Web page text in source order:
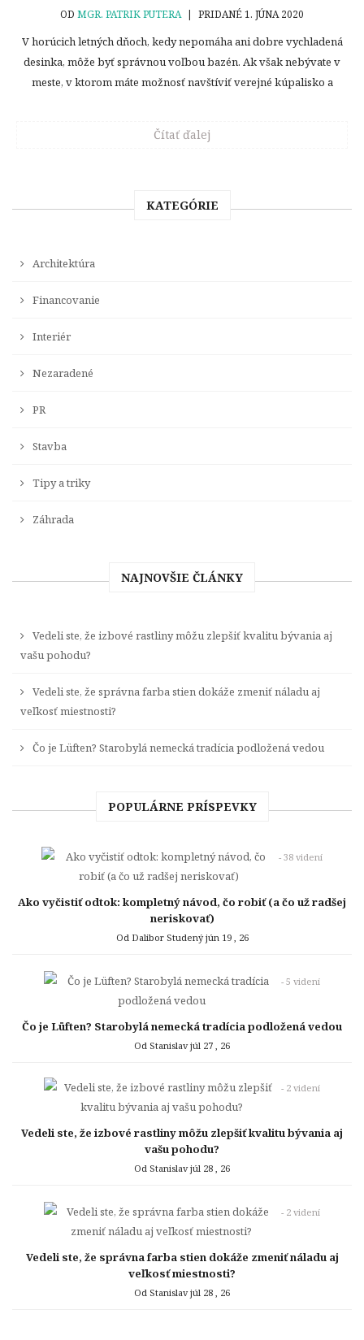
OD MGR. PATRIK PUTERA | PRIDANÉ 1. JÚNA 2020
V horúcich letných dňoch, kedy nepomáha ani dobre vychladená
desinka, môže byť správnou voľbou bazén. Ak však nebývate v
meste, v ktorom máte možnosť navštíviť verejné kúpalisko a
Čítať ďalej
KATEGÓRIE
Architektúra
Financovanie
Interiér
Nezaradené
PR
Stavba
Tipy a triky
Záhrada
NAJNOVŠIE ČLÁNKY
Vedeli ste, že izbové rastliny môžu zlepšiť kvalitu bývania aj
vašu pohodu?
Vedeli ste, že správna farba stien dokáže zmeniť náladu aj
veľkosť miestnosti?
Čo je Lüften? Starobylá nemecká tradícia podložená vedou
POPULÁRNE PRÍSPEVKY
- 38 videní
Ako vyčistiť odtok: kompletný návod, čo robiť (a čo už radšej
neriskovať)
Od Dalibor Studený jún 19 , 26
- 5 videní
Čo je Lüften? Starobylá nemecká tradícia podložená vedou
Od Stanislavjúl 27 , 26
- 2 videní
Vedeli ste, že izbové rastliny môžu zlepšiť kvalitu bývania aj
vašu pohodu?
Od Stanislavjúl 28 , 26
- 2 videní
Vedeli ste, že správna farba stien dokáže zmeniť náladu aj
veľkosť miestnosti?
Od Stanislavjúl 28 , 26